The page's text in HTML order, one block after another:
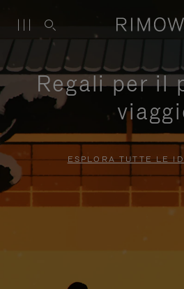
Regali per il
ESPLORA TUTTE LE